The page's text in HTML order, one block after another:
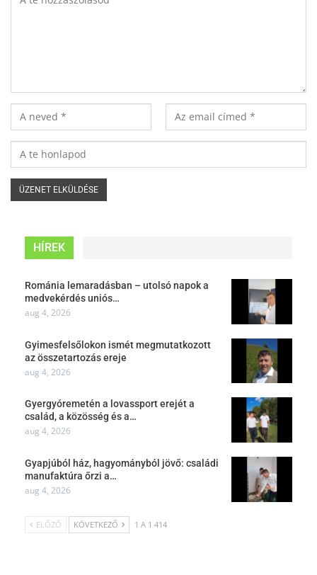
HÍREK
Románia lemaradásban – utolsó napok a
medvekérdés uniós…
aug 4, 2026
Gyimesfelsőlokon ismét megmutatkozott
az összetartozás ereje
aug 4, 2026
Gyergyóremetén a lovassport erejét a
család, a közösség és a…
aug 4, 2026
Gyapjúból ház, hagyományból jövő: családi
manufaktúra őrzi a…
aug 4, 2026
ELŐZŐ KÖVETKEZŐ 1 A 1 414